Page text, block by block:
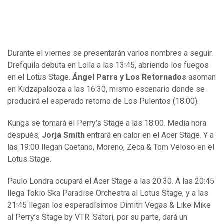
Durante el viernes se presentarán varios nombres a seguir.
Drefquila debuta en Lolla a las 13:45, abriendo los fuegos
en el Lotus Stage. Ángel Parra y Los Retornados asoman
en Kidzapalooza a las 16:30, mismo escenario donde se
producirá el esperado retorno de Los Pulentos (18:00).
Kungs se tomará el Perry’s Stage a las 18:00. Media hora
después, Jorja Smith entrará en calor en el Acer Stage. Y a
las 19:00 llegan Caetano, Moreno, Zeca & Tom Veloso en el
Lotus Stage.
Paulo Londra ocupará el Acer Stage a las 20:30. A las 20:45
llega Tokio Ska Paradise Orchestra al Lotus Stage, y a las
21:45 llegan los esperadísimos Dimitri Vegas & Like Mike
al Perry’s Stage by VTR. Satori, por su parte, dará un